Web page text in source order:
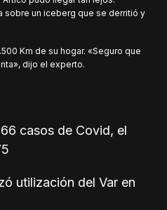
un iceberg que se derritió y
Km de su hogar. «Seguro que
dijo el experto.
casos de Covid, el
utilización del Var en